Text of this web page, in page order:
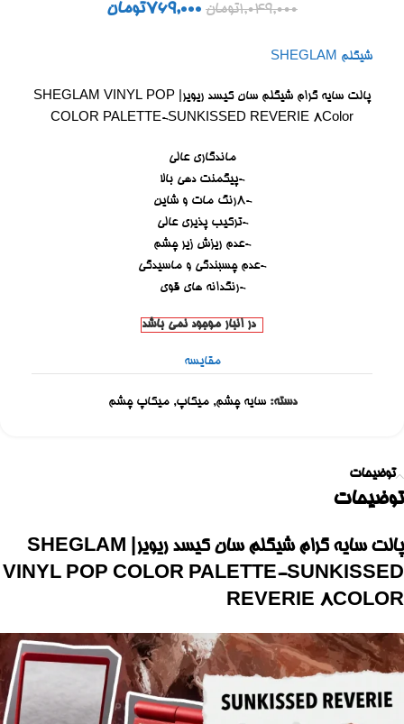
1,049,000تومان 769,000تومان
شیگلم SHEGLAM
پالت سایه گرام شیگلم سان کیسد ریویر| SHEGLAM VINYL POP
COLOR PALETTE-SUNKISSED REVERIE 8Color
ماندگاری عالی
-پیگمنت دهی بالا
-8رنگ مات و شاین
-ترکیب پذیری عالی
-عدم ریزش زیر چشم
-عدم چسبندگی و ماسیدگی
-رنگدانه های قوی
در انبار موجود نمی باشد
مقایسه
دسته: سایه چشم, میکاپ, میکاپ چشم
توضیحات
توضیحات
پالت سایه گرام شیگلم سان کیسد ریویر| SHEGLAM
VINYL POP COLOR PALETTE-SUNKISSED
REVERIE 8COLOR